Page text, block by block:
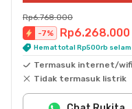
Rp6.768.000
-7% Rp6.268.000
Hemat total Rp500rb
Termasuk internet/
Tidak termasuk listrik